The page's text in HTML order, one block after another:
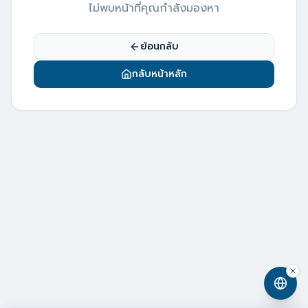
ไม่พบหน้าที่คุณกำลังมองหา
ย้อนกลับ
กลับหน้าหลัก